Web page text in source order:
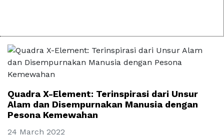
Quadra X-Element: Terinspirasi dari Unsur
Alam dan Disempurnakan Manusia dengan
Pesona Kemewahan
24 March 2022